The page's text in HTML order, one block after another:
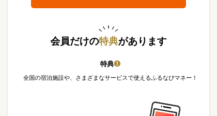
会員だけの特典があります
特典❶
全国の宿泊施設や、さまざまなサービスで使えるふるなびマネー！